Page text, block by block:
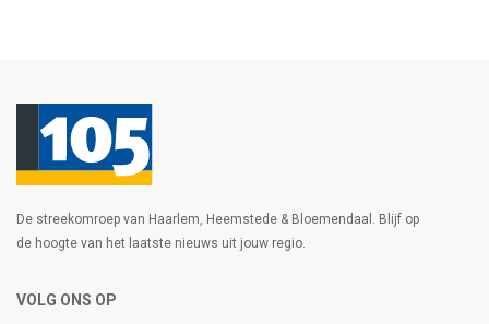
De streekomroep van Haarlem, Heemstede & Bloemendaal. Blijf op
de hoogte van het laatste nieuws uit jouw regio.
VOLG ONS OP